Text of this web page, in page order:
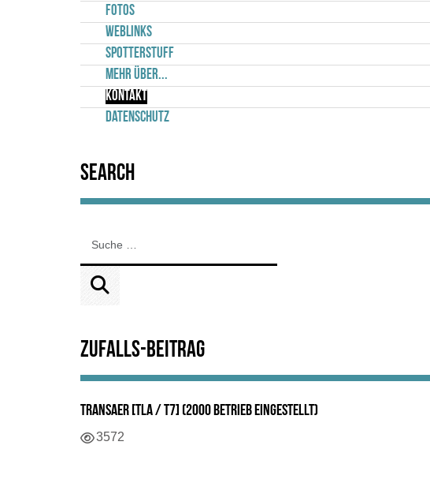
Fotos
Weblinks
Spotterstuff
Mehr über...
Kontakt
Datenschutz
Search
Zufalls-Beitrag
TransAer [TLA / T7] (2000 Betrieb eingestellt)
3572